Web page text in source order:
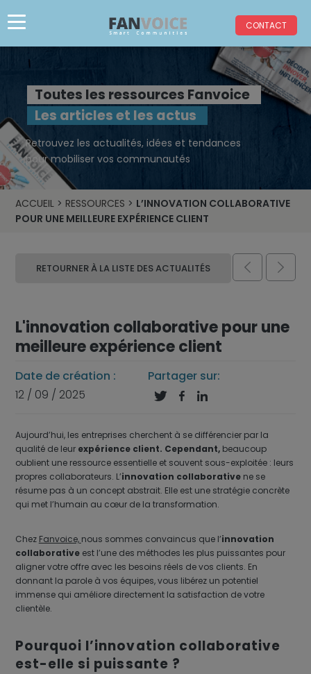
CONTACT
Toutes les ressources Fanvoice
Les articles et les actus
Retrouvez les actualités, idées et tendances
pour mobiliser vos communautés
ACCUEIL> RESSOURCES > L’INNOVATION COLLABORATIVE
POUR UNE MEILLEURE EXPÉRIENCE CLIENT
RETOURNER À LA LISTE DES ACTUALITÉS  
L'innovation collaborative pour une
meilleure expérience client
Date de création :
12 / 09 / 2025
Partager sur:
  
Aujourd’hui, les entreprises cherchent à se différencier par la
qualité de leur expérience client. Cependant, beaucoup
oublient une ressource essentielle et souvent sous-exploitée : leurs
propres collaborateurs. L’innovation collaborativene se
résume pas à un concept abstrait. Elle est une stratégie concrète
qui met l’humain au cœur de la transformation.
Chez Fanvoice, nous sommes convaincus que l’innovation
collaborativeest l’une des méthodes les plus puissantes pour
aligner votre offre avec les besoins réels de vos clients. En
donnant la parole à vos équipes, vous libérez un potentiel
immense qui améliore directement la satisfaction de votre
clientèle.
Pourquoi l’innovation collaborative
est-elle si puissante ?